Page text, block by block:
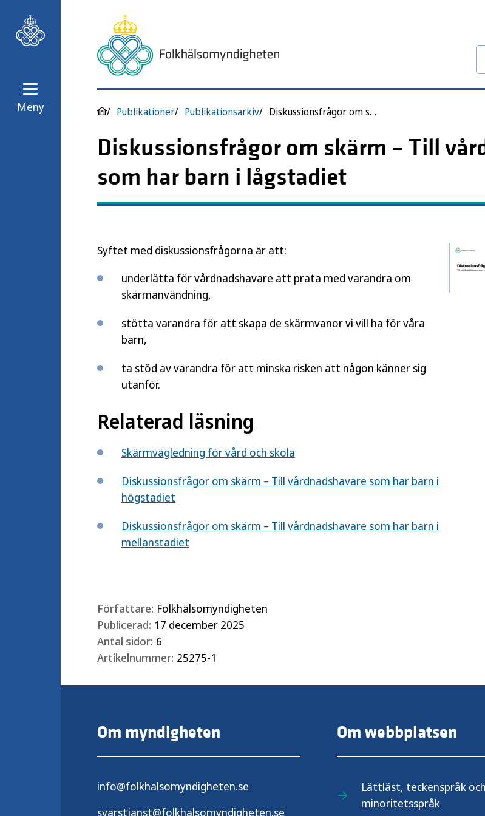
Meny Publikationer Publikationsarkiv Diskussionsfrågor om skärm – Till vårdnadshavare som har barn i lågstadiet
Diskussionsfrågor om skärm – Till
som har barn i lågstadiet
Syftet med diskussionsfrågorna är att:
underlätta för vårdnadshavare att prata med varandra om
skärmanvändning,
stötta varandra för att skapa de skärmvanor vi vill ha för våra
barn,
ta stöd av varandra för att minska risken att någon känner sig
utanför.
Relaterad läsning
Skärmvägledning för vård och skola
Diskussionsfrågor om skärm – Till vårdnadshavare som har barn i
högstadiet
Diskussionsfrågor om skärm – Till vårdnadshavare som har barn i
mellanstadiet
Författare: Folkhälsomyndigheten
Publicerad: 17 december 2025
Antal sidor: 6
Artikelnummer: 25275-1
Om myndigheten
info@folkhalsomyndigheten.se
svarstjanst@folkhalsomyndigheten.se
Om webbplatsen
Lättläst, teckenspråk och
minoritetsspråk